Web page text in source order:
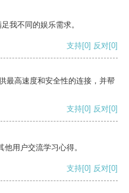
我不同的娱乐需求。
支持[0] 反对[0]
最高速度和安全性的连接，并帮
支持[0] 反对[0]
用户交流学习心得。
支持[0] 反对[0]